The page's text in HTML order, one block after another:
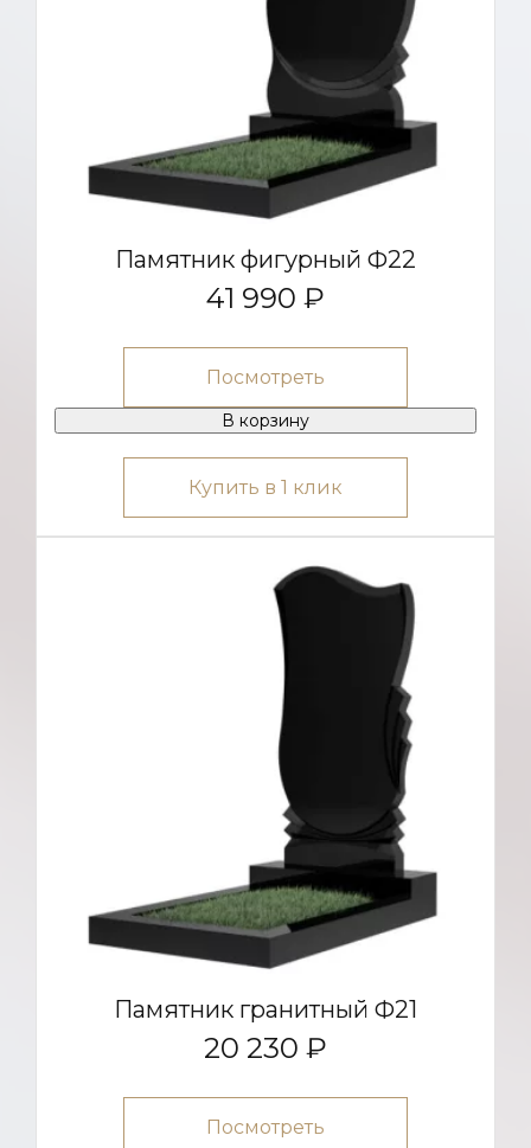
Памятник фигурный Ф22
41 990 ₽
Посмотреть
В корзину
Купить в 1 клик
Памятник гранитный Ф21
20 230 ₽
Посмотреть